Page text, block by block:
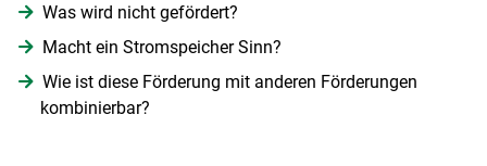
Was wird nicht gefördert?
Macht ein Stromspeicher Sinn?
Wie ist diese Förderung mit anderen Förderungen
kombinierbar?